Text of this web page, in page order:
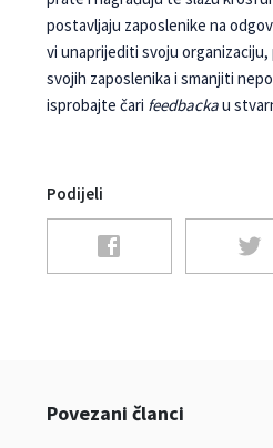
postavljaju zaposlenike na
vi unaprijediti svoju
svojih za­poslenika i smanjiti
isprobajte čari feedbackau
Podijeli
Povezani članci